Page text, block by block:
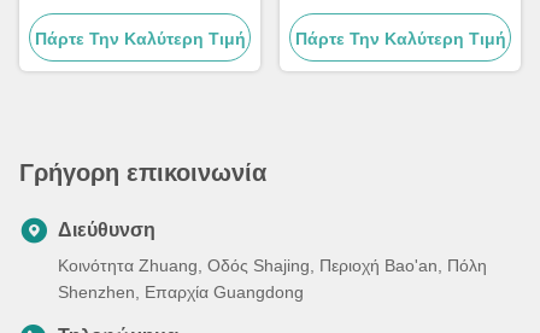
Ατσάλι 18k Μεγάλο Μέγεθος
Επιχρυσωμένα Κρικάκια
Σκουλαρίκια Για Γυναίκες
Πάρτε Την Καλύτερη Τιμή
Κορέας 10mm με πέρλα για
γυναίκες
Πάρτε Την Καλύτερη Τιμή
Γρήγορη επικοινωνία
Διεύθυνση
Κοινότητα Zhuang, Οδός Shajing, Περιοχή Bao'an, Πόλη
Shenzhen, Επαρχία Guangdong